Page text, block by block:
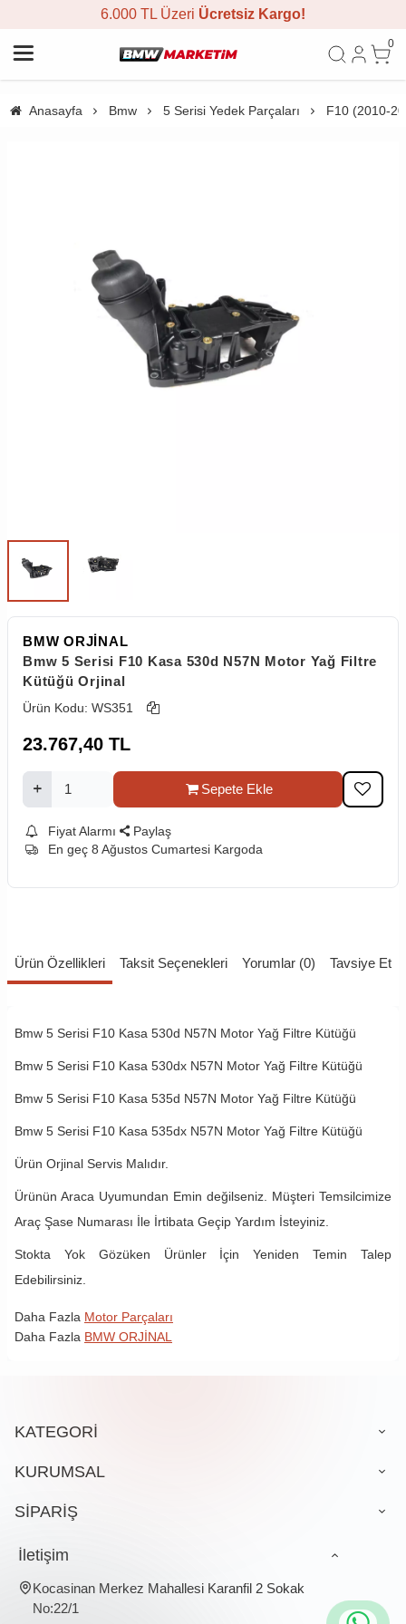
6.000 TL Üzeri Ücretsiz Kargo!
0
Anasayfa Bmw 5 Serisi Yedek Parçaları F10 (2010-
BMW ORJİNAL
Bmw 5 Serisi F10 Kasa 530d N57N Motor Yağ Filtre
Kütüğü Orjinal
Ürün Kodu: WS351
23.767,40 TL
Sepete Ekle
Fiyat Alarmı
Paylaş
En geç 8 Ağustos Cumartesi Kargoda
Ürün Özellikleri Taksit Seçenekleri Yorumlar (0) Tavsiye Et
Bmw 5 Serisi F10 Kasa 530d N57N Motor Yağ Filtre Kütüğü
Bmw 5 Serisi F10 Kasa 530dx N57N Motor Yağ Filtre Kütüğü
Bmw 5 Serisi F10 Kasa 535d N57N Motor Yağ Filtre Kütüğü
Bmw 5 Serisi F10 Kasa 535dx N57N Motor Yağ Filtre Kütüğü
Ürün Orjinal Servis Malıdır.
Ürünün Araca Uyumundan Emin değilseniz. Müşteri Temsilcimize
Araç Şase Numarası İle İrtibata Geçip Yardım İsteyiniz.
Stokta Yok Gözüken Ürünler İçin Yeniden Temin Talep
Edebilirsiniz.
Daha Fazla Motor Parçaları
Daha Fazla BMW ORJİNAL
KATEGORİ
KURUMSAL
SİPARİŞ
İletişim
Kocasinan Merkez Mahallesi Karanfil 2 Sokak
No:22/1